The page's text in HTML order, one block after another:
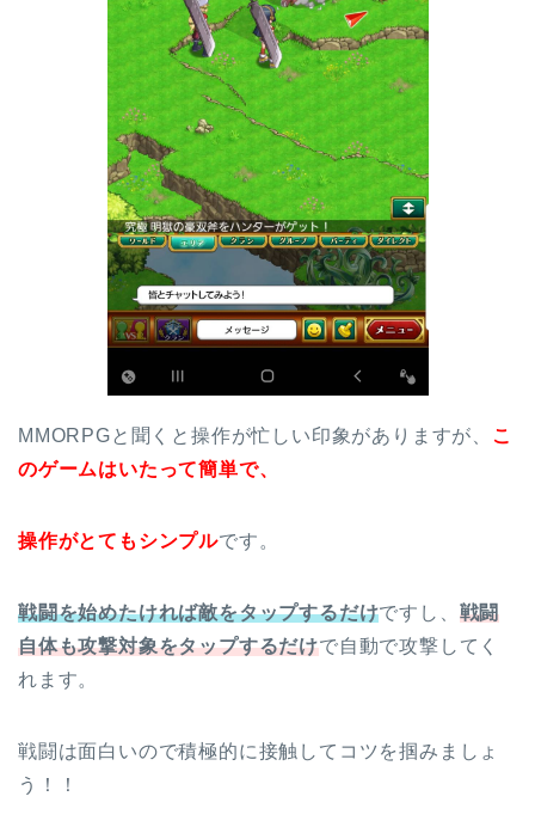
MMORPGと聞くと操作が忙しい印象がありますが、
こ
のゲームはいたって簡単で、
操作がとてもシンプルです。
戦闘を始めたければ敵をタップするだけですし、 戦闘
自体も攻撃対象をタップするだけで自動で攻撃してく
れます。
戦闘は面白いので積極的に接触してコツを掴みましょ
う！！